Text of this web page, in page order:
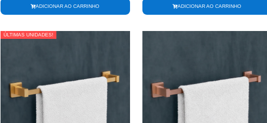
ADICIONAR AO CARRINHO ADICIONAR AO CARRINHO
ÚLTIMAS UNIDADES!